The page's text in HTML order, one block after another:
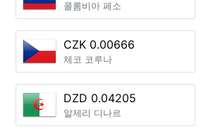
콜롬비아 페소
CZK 0.00666
체코 코루나
DZD 0.04205
알제리 디나르